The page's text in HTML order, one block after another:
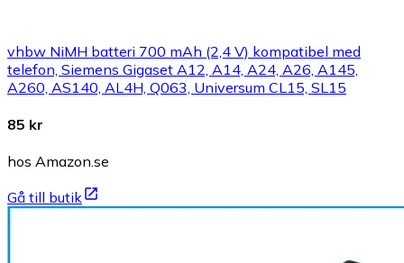
vhbw NiMH batteri 700 mAh (2,4 V) kompatibel med
telefon, Siemens Gigaset A12, A14, A24, A26, A145,
A260, AS140, AL4H, Q063, Universum CL15, SL15
85 kr
hos Amazon.se
Gå till butik